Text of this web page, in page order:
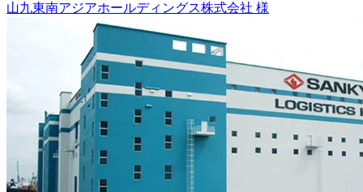
山九東南アジアホールディングス株式会社 様